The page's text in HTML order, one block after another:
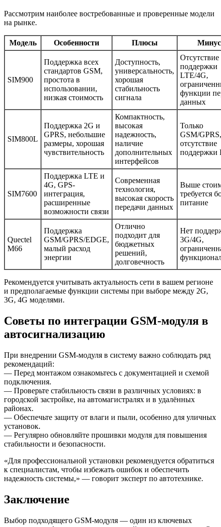
Рассмотрим наиболее востребованные и проверенные модели
на рынке.
Модель Особенности Плюсы
SIM900
Поддержка всех
стандартов GSM,
простота в
использовании,
низкая стоимость
Доступность,
универсальность,
хорошая
стабильность
сигнала
Отсутствие
поддержки
LTE/4G,
функции
данных
SIM800L
Поддержка 2G и
GPRS, небольшие
размеры, хорошая
чувствительность
Компактность,
высокая
надежность,
наличие
дополнительных
интерфейсов
Только
GSM/GPRS,
отсутствие
поддержки
SIM7600
Поддержка LTE и
4G, GPS-
интеграция,
расширенные
возможности связи
Современная
технология,
высокая скорость
передачи данных
Выше
требуется
питание
Quectel
M66
Поддержка
GSM/GPRS/EDGE,
малый расход
энергии
Отлично
подходит для
бюджетных
решений,
долговечность
Нет
3G/4G,
Рекомендуется учитывать актуальность сети в вашем регионе
и предполагаемые функции системы при выборе между 2G,
3G, 4G моделями.
Советы по интеграции GSM-модуля в
автосигнализацию
При внедрении GSM-модуля в систему важно соблюдать ряд
рекомендаций:
— Перед монтажом ознакомьтесь с документацией и схемой
подключения.
— Проверьте стабильность связи в различных условиях: в
городской застройке, на автомагистралях и в удалённых
районах.
— Обеспечьте защиту от влаги и пыли, особенно для уличных
установок.
— Регулярно обновляйте прошивки модуля для повышения
стабильности и безопасности.
«Для профессиональной установки рекомендуется обратиться
к специалистам, чтобы избежать ошибок и обеспечить
надежность системы,» — говорит эксперт по автотехнике.
Заключение
Выбор подходящего GSM-модуля — один из ключевых